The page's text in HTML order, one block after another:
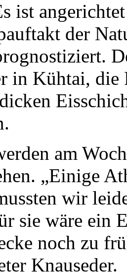
ist
der
in Kühtai,
am
„Einige
wir
sie wäre ein
noch zu
Knauseder.